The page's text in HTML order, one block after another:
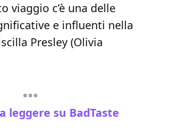
viaggio c’è una delle
e influenti nella
Presley (Olivia
leggere su BadTaste